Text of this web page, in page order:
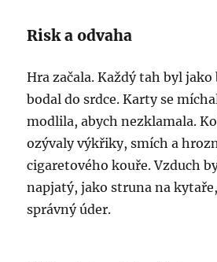
Risk a odvaha
Hra začala. Každý tah byl jako
bodal do srdce. Karty se
modlila, abych nezklamala.
ozývaly výkřiky, smích a
cigaretového kouře. Vzduch
napjatý, jako struna na
správný úder.